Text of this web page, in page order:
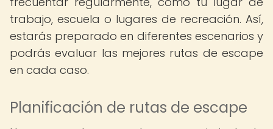
trabajo, escuela o lugares de recreación. Así,
estarás preparado en diferentes escenarios y
podrás evaluar las mejores rutas de escape
en cada caso.
Planificación de rutas de escape